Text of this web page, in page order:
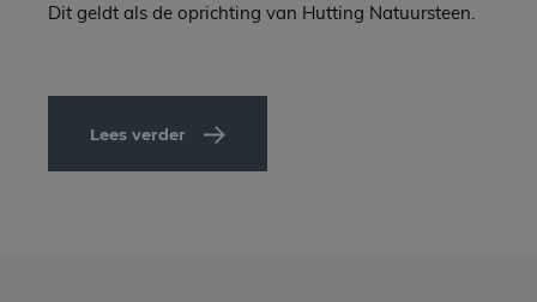
Dit geldt als de oprichting van Hutting Natuursteen.
Lees verder